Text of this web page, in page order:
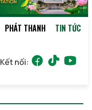
PHÁT THANH TIN TỨC
Kết nối: